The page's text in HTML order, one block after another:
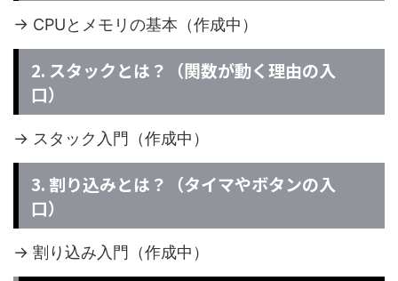
→ CPUとメモリの基本（作成中）
2. スタックとは？（関数が動く理由の入
口）
→ スタック入門（作成中）
3. 割り込みとは？（タイマやボタンの入
口）
→ 割り込み入門（作成中）